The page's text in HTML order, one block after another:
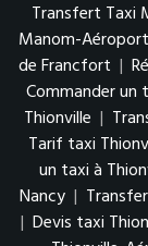
Transfert Taxi
Manom-
de Francfort |
Commander
Thionville |
Tarif taxi
un taxi à
Nancy |
| Devis taxi